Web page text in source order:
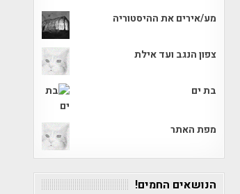
מע/אירים את ההיסטוריה
צפון הנגב ועד אילת
בת ים
מפת האתר
הנושאים החמים!